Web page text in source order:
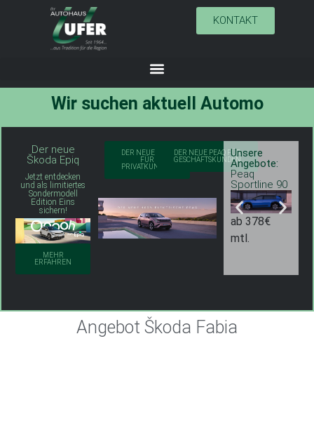
KONTAKT
Wir suchen aktuellAutomob
Der neue
Škoda Epiq
Jetzt entdecken
und als limitiertes
Sondermodell
Edition Eins
sichern!
MEHR
ERFAHREN
DER NEUE PEAQ
FÜR
PRIVATKUNDEN
DER NEUE PEAQ FÜR
GESCHÄFTSKUNDEN
Unsere
Angebote:
Peaq
Sportline 90
ab 378€
mtl.
Angebot Škoda Fabia